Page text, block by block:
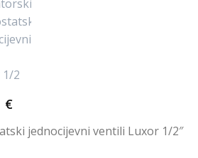
€Trenutna
cijena
je:jednocijevni ventili Luxor 1/2″